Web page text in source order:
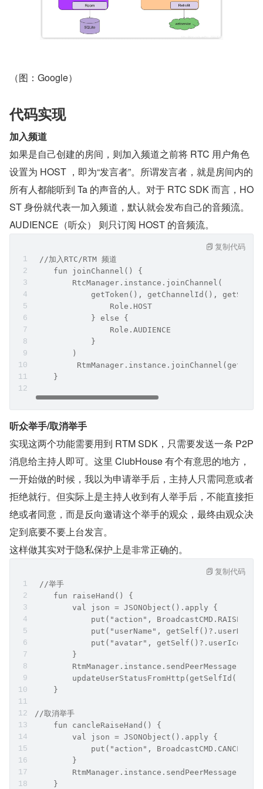
（图：Google）
代码实现
加入频道
如果是自己创建的房间，则加入频道之前将 RTC 用户角色
设置为 HOST ，即为“发言者”。所谓发言者，就是房间内的
所有人都能听到 Ta 的声音的人。对于 RTC SDK 而言，HO
ST 身份就代表一加入频道，默认就会发布自己的音频流。
AUDIENCE（听众） 则只订阅 HOST 的音频流。
//加入RTC/RTM 频道
    fun joinChannel() {
        RtcManager.instance.joinChannel(
getToken(), getChannelId(),
                Role.HOST
            } else {
                Role.AUDIENCE
            }
        )
    }
复制代码
听众举手/取消举手
实现这两个功能需要用到 RTM SDK，只需要发送一条 P2P
消息给主持人即可。这里 ClubHouse 有个有意思的地方，
一开始做的时候，我以为申请举手后，主持人只需同意或者
拒绝就行。但实际上是主持人收到有人举手后，不能直接拒
绝或者同意，而是反向邀请这个举手的观众，最终由观众决
定到底要不要上台发言。
这样做其实对于隐私保护上是非常正确的。
//举手
    fun raiseHand() {
        val json = JSONObject().apply {
put("action",
            put("userName", getSelf()?.userName)
            put("avatar", getSelf()?.userIcon)
        }
        updateUserStatusFromHttp(getSelfId(), 1)
    }
//取消举手
    fun cancleRaiseHand() {
        val json = JSONObject().apply {
put("action",
        }
    }
复制代码